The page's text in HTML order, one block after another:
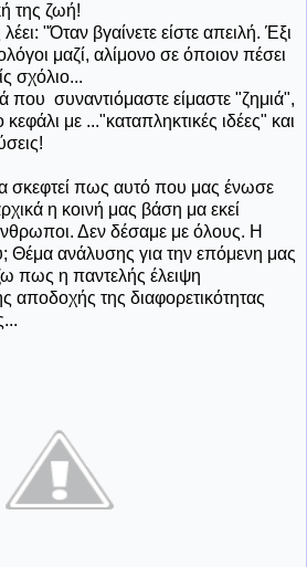
της ζωή!
"Όταν βγαίνετε είστε απειλή. Έξι
μαζί, αλίμονο σε όποιον πέσει
σχόλιο...
που συναντιόμαστε είμαστε "ζημιά",
κεφάλι με ..."καταπληκτικές ιδέες" και
σκεφτεί πως αυτό που μας ένωσε
η κοινή μας βάση μα εκεί
Δεν δέσαμε με όλους. Η
Θέμα ανάλυσης για την επόμενη μας
πως η παντελής έλειψη
αποδοχής της διαφορετικότητας